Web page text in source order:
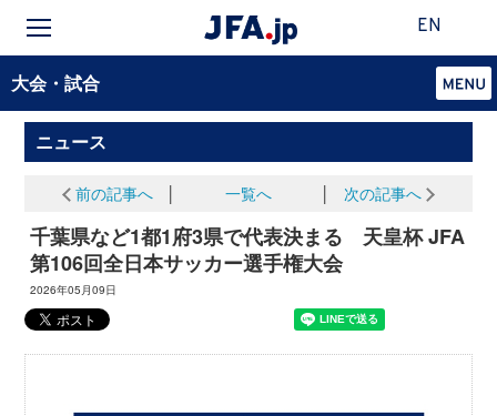
EN
大会・試合
ニュース
前の記事へ 一覧へ 次の記事へ
千葉県など1都1府3県で代表決まる 天皇杯 JFA
第106回全日本サッカー選手権大会
2026年05月09日